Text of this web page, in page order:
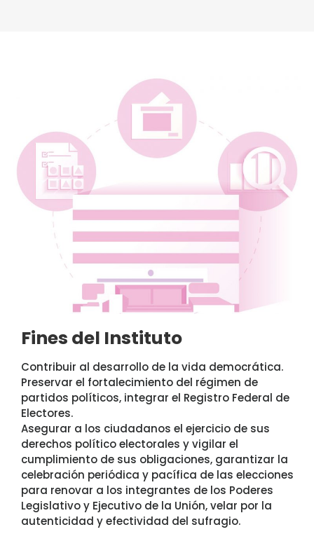
Fines del Instituto
Contribuir al desarrollo de la vida democrática.
Preservar el fortalecimiento del régimen de
partidos políticos, integrar el Registro Federal de
Electores.
Asegurar a los ciudadanos el ejercicio de sus
derechos político electorales y vigilar el
cumplimiento de sus obligaciones, garantizar la
celebración periódica y pacífica de las elecciones
para renovar a los integrantes de los Poderes
Legislativo y Ejecutivo de la Unión, velar por la
autenticidad y efectividad del sufragio.